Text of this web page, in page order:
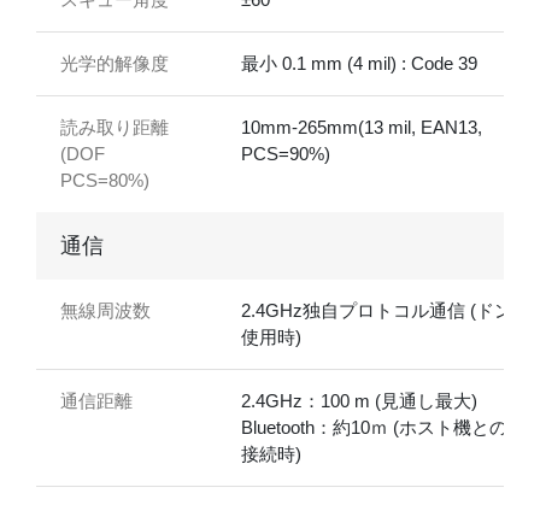
光学的解像度 最小 0.1 mm (4 mil) : Code 39
読み取り距離
(DOF
PCS=80%)
10mm-265mm(13 mil, EAN13,
PCS=90%)
通信
無線周波数
2.4GHz独自プロトコル通信 (ドング
使用時)
通信距離
2.4GHz：100 m (見通し最大)
Bluetooth：約10ｍ (ホスト機との直
接続時)